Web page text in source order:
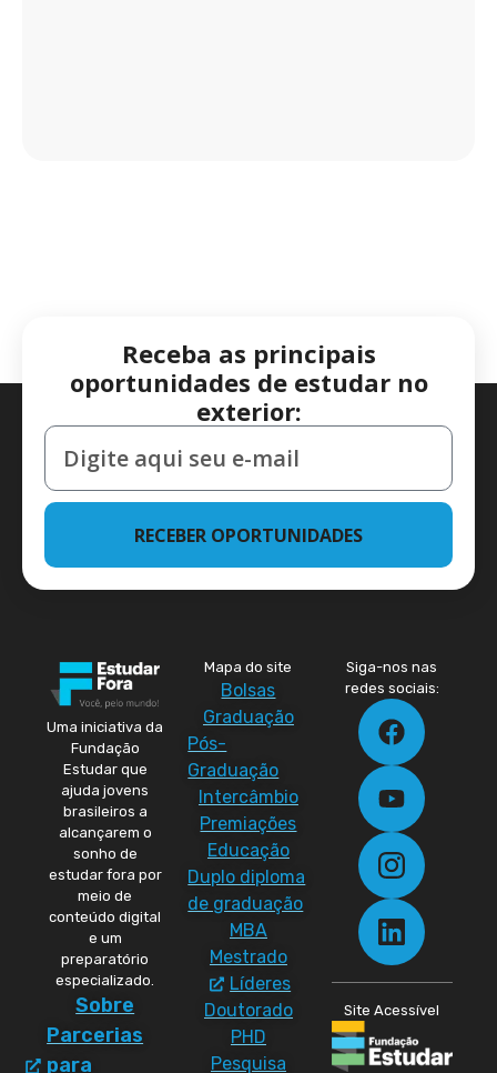
Receba as principais
oportunidades de estudar no
exterior:
RECEBER OPORTUNIDADES
Uma iniciativa da
Fundação
Estudar que
ajuda jovens
brasileiros a
alcançarem o
sonho de
estudar fora por
meio de
conteúdo digital
e um
preparatório
especializado.
Sobre
Parcerias
para
Mapa do site
Bolsas
Graduação
Pós-
Graduação
Intercâmbio
Premiações
Educação
Duplo diploma
de graduação
MBA
Mestrado
Líderes
Doutorado
PHD
Pesquisa
Siga-nos nas
redes sociais:
Site Acessível